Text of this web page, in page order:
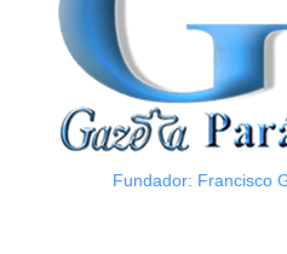
Fundador: Francisco